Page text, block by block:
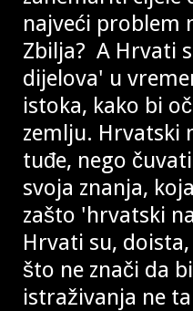
najveći problem
Zbilja? A Hrvati
dijelova' u
istoka, kako bi
zemlju. Hrvatski
tuđe, nego
svoja znanja,
zašto 'hrvatski
Hrvati su,
što ne znači da
istraživanja ne